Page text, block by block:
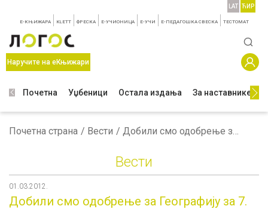
E-КЊИЖАРА KLETT ФРЕСКА E-УЧИОНИЦА E-УЧИ Е-ПЕДАГОШКА СВЕСКА TЕСТОМАТ
LAT ЋИР
Наручите на еКњижари
Почетна Уџбеници Остала издања За наставнике
Почетна страна Вести Добили смо одобрење за Географију за 7. разред
Вести
01.03.2012.
Добили смо одобрење за Географију за 7.